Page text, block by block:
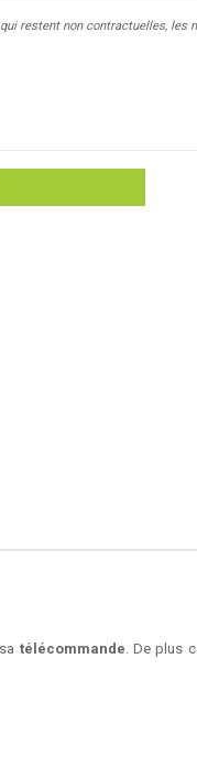
restent non contractuelles, les
télécommande. De plus